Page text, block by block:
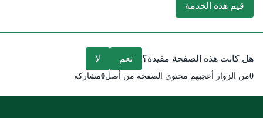
قيم هذه الخدمة
هل كانت هذه الصفحة مفيدة؟ نعم لا
0من الزوار أعجبهم محتوى الصفحة من أصل0مشاركة